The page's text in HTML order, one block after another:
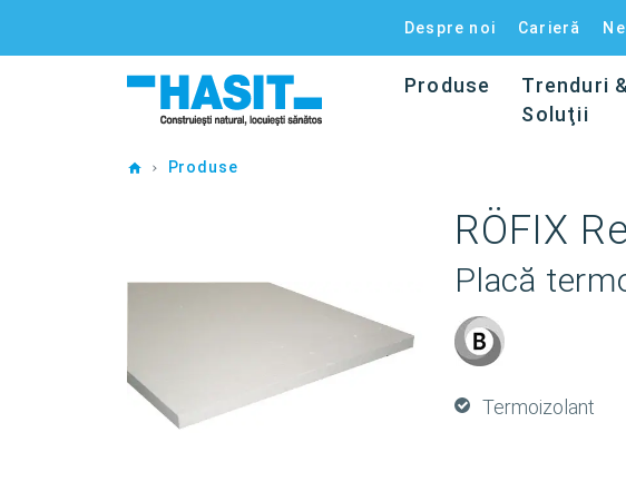
Despre noi Carieră
Produse
Trenduri &
Soluţii
HomeProduse
RÖFIX
Placă
Termoizolant